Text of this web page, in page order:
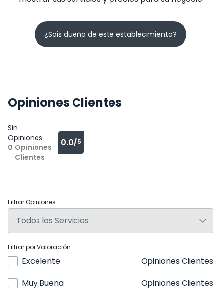
¿Sois dueño de este establecimiento?
Opiniones Clientes
Sin
Opiniones
0 Opiniones
Clientes
0.0/5
Filtrar Opiniones
Filtrar por Valoración
Excelente
Opiniones Clientes
Muy Buena
Opiniones Clientes